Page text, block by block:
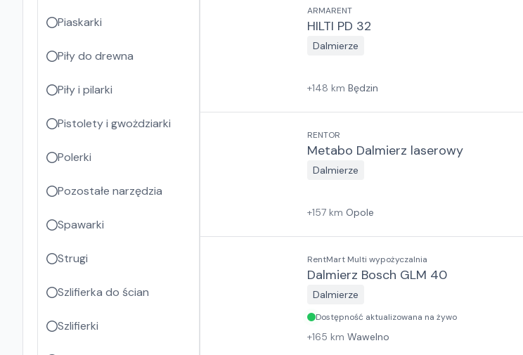
ARMARENT
HILTI PD 32
Dalmierze
+148 km Będzin
RENTOR
Metabo Dalmierz laserowy
Dalmierze
+157 km Opole
RentMart Multi wypożyczalnia
Dalmierz Bosch GLM 40
Dalmierze
Dostępność aktualizowana na żywo
+165 km Wawelno
Piaskarki
Piły do drewna
Piły i pilarki
Pistolety i gwożdziarki
Polerki
Pozostałe narzędzia
Spawarki
Strugi
Szlifierka do ścian
Szlifierki